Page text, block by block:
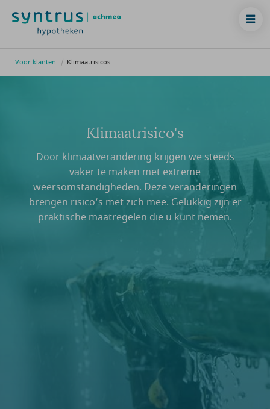
Voor klanten Klimaatrisicos
Klimaatrisico's
Door klimaatverandering krijgen we steeds
vaker te maken met extreme
weersomstandigheden. Deze veranderingen
brengen risico’s met zich mee. Gelukkig zijn er
praktische maatregelen die u kunt nemen.